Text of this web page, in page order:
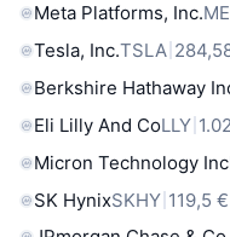
Meta Platforms, Inc.
Tesla, Inc.TSLA
Berkshire Hathaway
Eli Lilly And CoLLY
Micron Technology Inc
SK HynixSKHY 119,5 €